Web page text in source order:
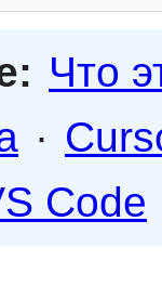
Что
·
Code